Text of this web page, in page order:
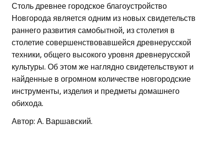
Столь древнее городское благоустройство
Новгорода является одним из новых свидетельств
раннего развития самобытной, из столетия в
столетие совершенствовавшейся древнерусской
техники, общего высокого уровня древнерусской
культуры. Об этом же наглядно свидетельствуют и
найденные в огромном количестве новгородские
инструменты, изделия и предметы домашнего
обихода.
Автор: А. Варшавский.